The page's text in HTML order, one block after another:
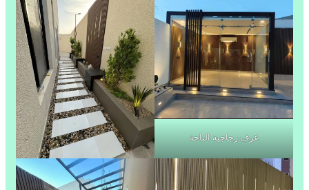
غرف زجاجية الباحة